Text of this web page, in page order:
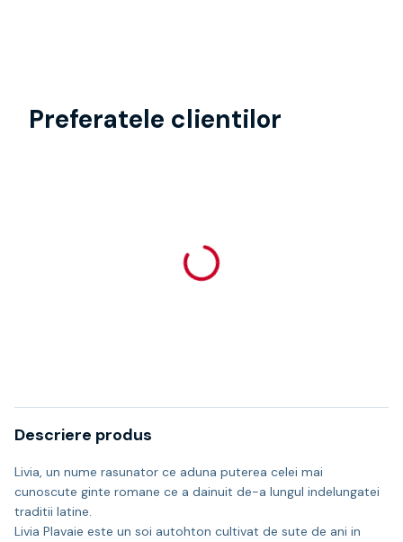
Preferatele clientilor
Descriere produs
Livia, un nume rasunator ce aduna puterea celei mai
cunoscute ginte romane ce a dainuit de-a lungul indelungatei
traditii latine.
Livia Plavaie este un soi autohton cultivat de sute de ani in